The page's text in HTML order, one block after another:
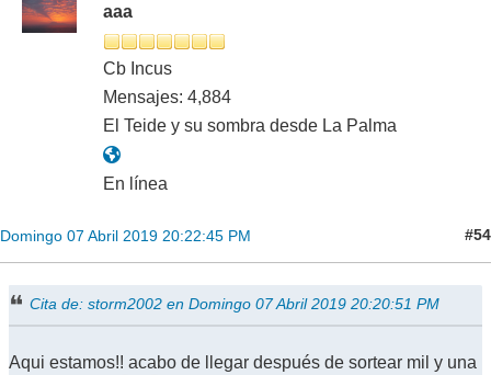
aaa
Cb Incus
Mensajes: 4,884
El Teide y su sombra desde La Palma
En línea
Domingo 07 Abril 2019 20:22:45 PM #54
Cita de: storm2002 en Domingo 07 Abril 2019 20:20:51 PM
Aqui estamos!! acabo de llegar después de sortear mil y una